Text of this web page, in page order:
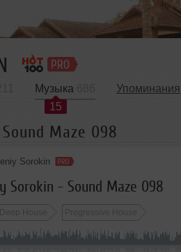
Музыка
15
Упоминания
Maze 098
Sorokin
Sorokin - Sound Maze 098
Deep House Progressive House